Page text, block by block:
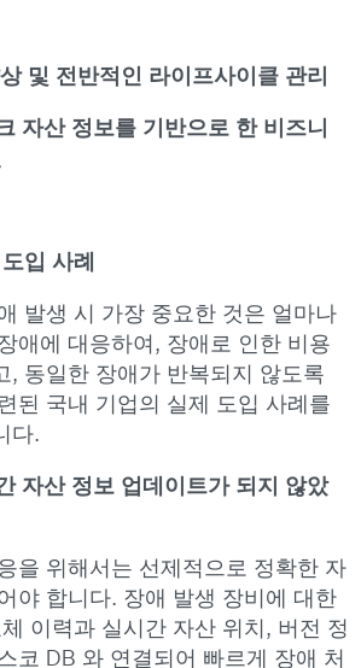
및 전반적인 라이프사이클 관리
자산 정보를 기반으로 한 비즈니
입 사례
발생 시 가장 중요한 것은 얼마나
애에 대응하여, 장애로 인한 비용
, 동일한 장애가 반복되지 않도록
된 국내 기업의 실제 도입 사례를
다.
자산 정보 업데이트가 되지 않았
을 위해서는 선제적으로 정확한 자
야 합니다. 장애 발생 장비에 대한
이력과 실시간 자산 위치, 버전 정
코 DB 와 연결되어 빠르게 장애 처